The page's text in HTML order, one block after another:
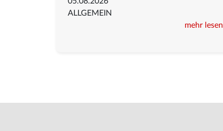
ALLGEMEIN
mehr lesen